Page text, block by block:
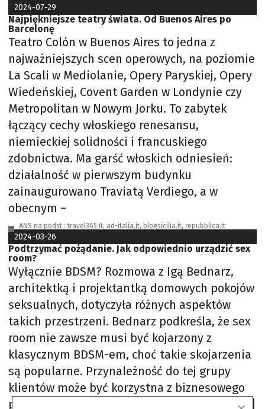
2024-07-29
Najpiękniejsze teatry świata. Od Buenos Aires po
Barcelonę
Teatro Colón w Buenos Aires to jedna z
najważniejszych scen operowych, na poziomie
La Scali w Mediolanie, Opery Paryskiej, Opery
Wiedeńskiej, Covent Garden w Londynie czy
Metropolitan w Nowym Jorku. To zabytek
łączący cechy włoskiego renesansu,
niemieckiej solidności i francuskiego
zdobnictwa. Ma garść włoskich odniesień:
działalność w pierwszym budynku
zainaugurowano Traviatą Verdiego, a w
obecnym –
ANS na podst.: travel365.it, ad-italia.it, blogsicilia.it, repubblica.it
2024-03-26
Podtrzymać pożądanie. Jak odpowiednio urządzić sex
room?
Wyłącznie BDSM? Rozmowa z Igą Bednarz,
architektką i projektantką domowych pokojów
seksualnych, dotyczyła różnych aspektów
takich przestrzeni. Bednarz podkreśla, że sex
room nie zawsze musi być kojarzony z
klasycznym BDSM-em, choć takie skojarzenia
są popularne. Przynależność do tej grupy
klientów może być korzystna z biznesowego
punktu widzenia, ponieważ są oni zazwyczaj